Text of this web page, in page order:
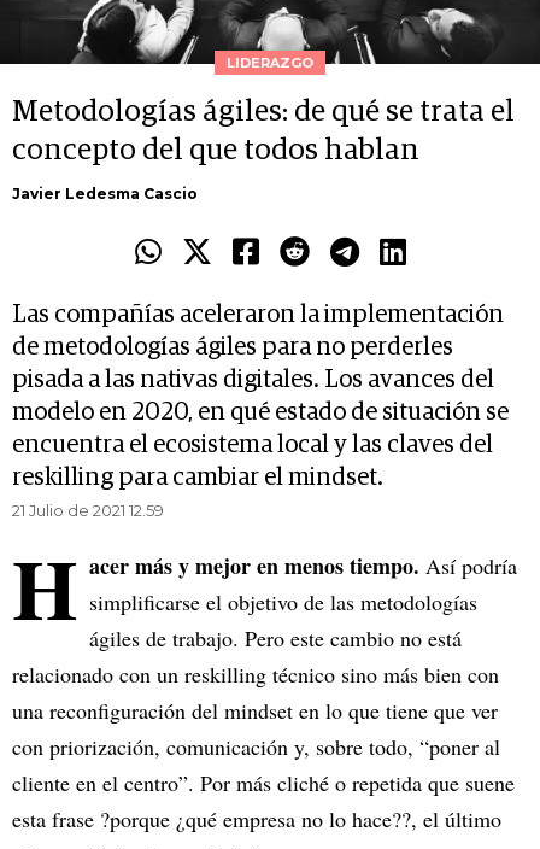
LIDERAZGO
Metodologías ágiles: de qué se trata el
concepto del que todos hablan
Javier Ledesma Cascio
Las compañías aceleraron la implementación
de metodologías ágiles para no perderles
pisada a las nativas digitales. Los avances del
modelo en 2020, en qué estado de situación se
encuentra el ecosistema local y las claves del
reskilling para cambiar el mindset.
21 Julio de 2021 12.59
H acer más y mejor en menos tiempo. Así podría
simplificarse el objetivo de las metodologías
ágiles de trabajo. Pero este cambio no está
relacionado con un reskilling técnico sino más bien con
una reconfiguración del mindset en lo que tiene que ver
con priorización, comunicación y, sobre todo, “poner al
cliente en el centro”. Por más cliché o repetida que suene
esta frase ?porque ¿qué empresa no lo hace??, el último